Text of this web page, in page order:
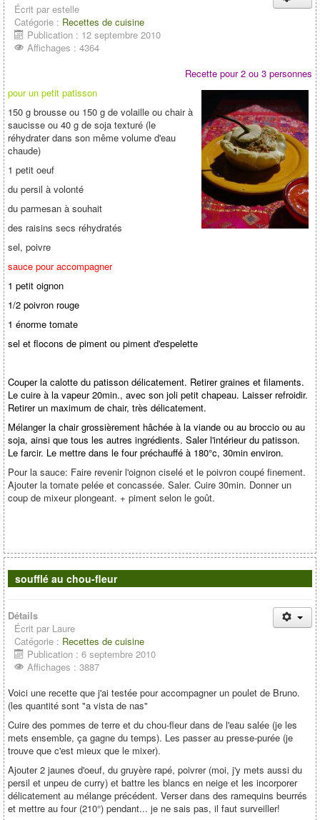
Écrit par estelle
Catégorie : Recettes de cuisine
Publication : 12 septembre 2010
Affichages : 4364
Recette pour 2 ou 3 personnes
pour un petit patisson
150 g brousse ou 150 g de volaille ou chair à
saucisse ou 40 g de soja texturé (le
réhydrater dans son même volume d'eau
chaude)
1 petit oeuf
du persil à volonté
du parmesan à souhait
des raisins secs réhydratés
sel, poivre
sauce pour accompagner
1 petit oignon
1/2 poivron rouge
1 énorme tomate
sel et flocons de piment ou piment d'espelette
Couper la calotte du patisson délicatement. Retirer graines et filaments.
Le cuire à la vapeur 20min., avec son joli petit chapeau. Laisser refroidir.
Retirer un maximum de chair, très délicatement.
Mélanger la chair grossièrement hâchée à la viande ou au broccio ou au
soja, ainsi que tous les autres ingrédients. Saler l'intérieur du patisson.
Le farcir. Le mettre dans le four préchauffé à 180°c, 30min environ.
Pour la sauce: Faire revenir l'oignon ciselé et le poivron coupé finement.
Ajouter la tomate pelée et concassée. Saler. Cuire 30min. Donner un
coup de mixeur plongeant. + piment selon le goût.
soufflé au chou-fleur
Détails
Écrit par Laure
Catégorie : Recettes de cuisine
Publication : 6 septembre 2010
Affichages : 3887
Voici une recette que j'ai testée pour accompagner un poulet de Bruno.
(les quantité sont "a vista de nas"
Cuire des pommes de terre et du chou-fleur dans de l'eau salée (je les
mets ensemble, ça gagne du temps). Les passer au presse-purée (je
trouve que c'est mieux que le mixer).
Ajouter 2 jaunes d'oeuf, du gruyère rapé, poivrer (moi, j'y mets aussi du
persil et unpeu de curry) et battre les blancs en neige et les incorporer
délicatement au mélange précédent. Verser dans des ramequins beurrés
et mettre au four (210°) pendant... je ne sais pas, il faut surveiller!